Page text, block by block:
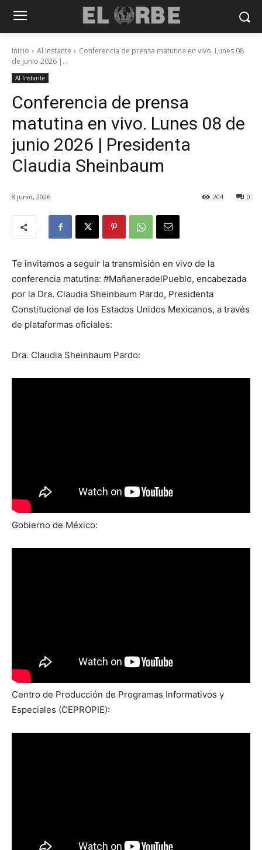
Inicio Al Instante
Conferencia de prensa matutina en vivo. Lunes 08
de junio 2026 |...
Al Instante
Conferencia de prensa
matutina en vivo. Lunes 08 de
junio 2026 | Presidenta
Claudia Sheinbaum
8 junio, 2026 0
204
Te invitamos a seguir la transmisión en vivo de la
conferencia matutina: #MañaneradelPueblo, encabezada
por la Dra. Claudia Sheinbaum Pardo, Presidenta
Constitucional de los Estados Unidos Mexicanos, a través
de plataformas oficiales:
Dra. Claudia Sheinbaum Pardo:
Gobierno de México:
Centro de Producción de Programas Informativos y
Especiales (CEPROPIE):